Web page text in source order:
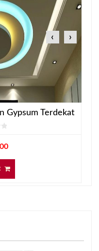
Gypsum Terdekat
‹ ›